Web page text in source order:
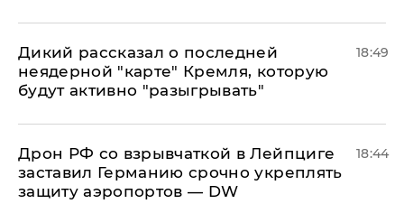
Дикий рассказал о последней
неядерной "карте" Кремля, которую
будут активно "разыгрывать"
18:49
​Дрон РФ со взрывчаткой в Лейпциге
заставил Германию срочно укреплять
защиту аэропортов — DW
18:44